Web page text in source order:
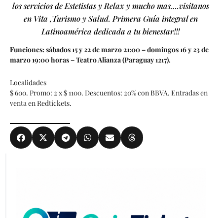
los servicios de Estetistas y Relax y mucho mas….visitanos
en Vita ,Turismo y Salud. Primera Guía integral en
Latinoamérica dedicada a tu bienestar!!!
Funciones: sábados 15 y 22 de marzo 21:00 – domingos 16 y 23 de
marzo 19:00 horas – Teatro Alianza (Paraguay 1217).
Localidades
$ 600. Promo: 2 x $ 1100. Descuentos: 20% con BBVA. Entradas en
venta en Redtickets.